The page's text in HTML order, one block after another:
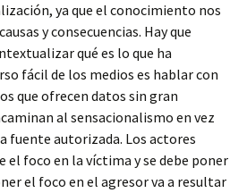
ya que el conocimiento nos
y consecuencias. Hay que
qué es lo que ha
fácil de los medios es hablar con
que ofrecen datos sin gran
al sensacionalismo en vez
fuente autorizada. Los actores
el foco en la víctima y se debe poner
el foco en el agresor va a resultar